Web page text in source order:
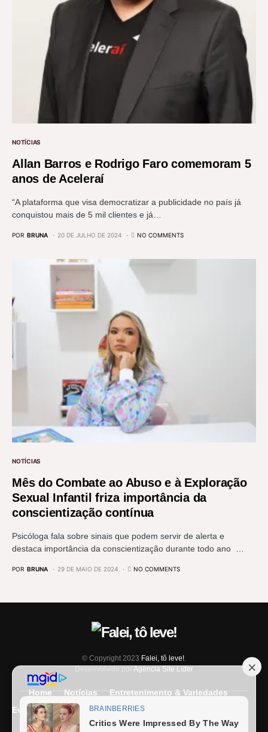
NOTÍCIAS
Allan Barros e Rodrigo Faro comemoram 5
anos de Aceleraí
“A plataforma que visa democratizar a publicidade no país já
conquistou mais de 5 mil clientes e já…
POR BRUNA 20 DE JULHO DE 2024 NO COMMENTS
NOTÍCIAS
Mês do Combate ao Abuso e à Exploração
Sexual Infantil friza importância da
conscientização contínua
Psicóloga fala sobre sinais que podem servir de alerta e
destaca importância da conscientização durante todo ano …
POR BRUNA 29 DE MAIO DE 2024 NO COMMENTS
© Copyright 2023 Falei, tô leve!.
Desenvolvido por Agência Site Líder
Home Notícias
Entretenimento & Variedades
Eventos
Entrevista Últimas Notícias
Expediente
Fale Conosco Termos e condições